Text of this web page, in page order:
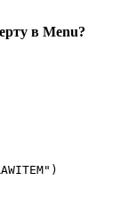
в Menu?